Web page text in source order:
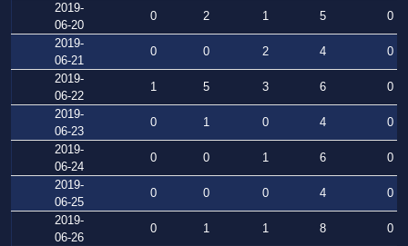
2019-
06-20
0 2 1 5
0
2019-
06-21
0 0 2 4
0
2019-
06-22
1 5 3 6
0
2019-
06-23
0 1 0 4
0
2019-
06-24
0 0 1 6
0
2019-
06-25
0 0 0 4
0
2019-
06-26
0 1 1 8
0